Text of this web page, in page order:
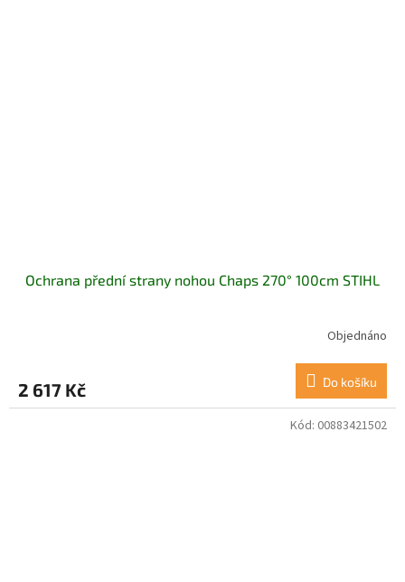
Ochrana přední strany nohou Chaps 270° 100cm STIHL
Objednáno
2 617 Kč Do košíku
Kód: 00883421502